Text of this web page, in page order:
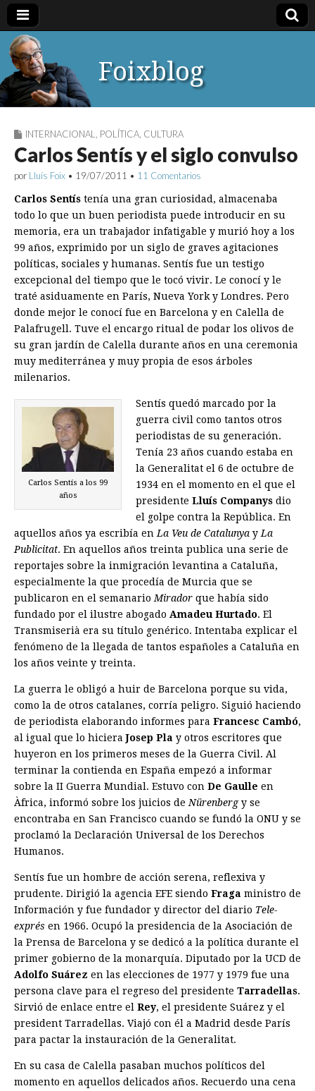
Foixblog
INTERNACIONAL POLÍTICA CULTURA
Carlos Sentís y el siglo convulso
por Lluís Foix • 19/07/2011 • 11 Comentarios
Carlos Sentís tenía una gran curiosidad, almacenaba
todo lo que un buen periodista puede introducir en su
memoria, era un trabajador infatigable y murió hoy a los
99 años, exprimido por un siglo de graves agitaciones
políticas, sociales y humanas. Sentís fue un testigo
excepcional del tiempo que le tocó vivir. Le conocí y le
traté asiduamente en París, Nueva York y Londres. Pero
donde mejor le conocí fue en Barcelona y en Calella de
Palafrugell. Tuve el encargo ritual de podar los olivos de
su gran jardín de Calella durante años en una ceremonia
muy mediterránea y muy propia de esos árboles
milenarios.
Carlos Sentís a los 99
años
Sentís quedó marcado por la
guerra civil como tantos otros
periodistas de su generación.
Tenía 23 años cuando estaba en
la Generalitat el 6 de octubre de
1934 en el momento en el que el
presidente Lluís Companys dio
el golpe contra la República. En
aquellos años ya escribía en La Veu de Catalunya y La
Publicitat. En aquellos años treinta publica una serie de
reportajes sobre la inmigración levantina a Cataluña,
especialmente la que procedía de Murcia que se
publicaron en el semanario Mirador que había sido
fundado por el ilustre abogado Amadeu Hurtado. El
Transmiserià era su título genérico. Intentaba explicar el
fenómeno de la llegada de tantos españoles a Cataluña en
los años veinte y treinta.
La guerra le obligó a huir de Barcelona porque su vida,
como la de otros catalanes, corría peligro. Siguió haciendo
de periodista elaborando informes para Francesc Cambó,
al igual que lo hicieraJosep Pla y otros escritores que
huyeron en los primeros meses de la Guerra Civil. Al
terminar la contienda en España empezó a informar
sobre la II Guerra Mundial. Estuvo con De Gaulle en
Àfrica, informó sobre los juicios de Nürenbergy se
encontraba en San Francisco cuando se fundó la ONU y se
proclamó la Declaración Universal de los Derechos
Humanos.
Sentís fue un hombre de acción serena, reflexiva y
prudente. Dirigió la agencia EFE siendo Fraga ministro de
Información y fue fundador y director del diario Tele-
exprés en 1966. Ocupó la presidencia de la Asociación de
la Prensa de Barcelona y se dedicó a la política durante el
primer gobierno de la monarquía. Diputado por la UCD de
Adolfo Suárez en las elecciones de 1977 y 1979 fue una
persona clave para el regreso del presidente Tarradellas.
Sirvió de enlace entre el Rey, el presidente Suárez y el
president Tarradellas. Viajó con él a Madrid desde París
para pactar la instauración de la Generalitat.
En su casa de Calella pasaban muchos políticos del
momento en aquellos delicados años. Recuerdo una cena